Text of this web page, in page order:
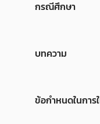
กรณีศึกษา
บทความ
ข้อกำหนดในการ